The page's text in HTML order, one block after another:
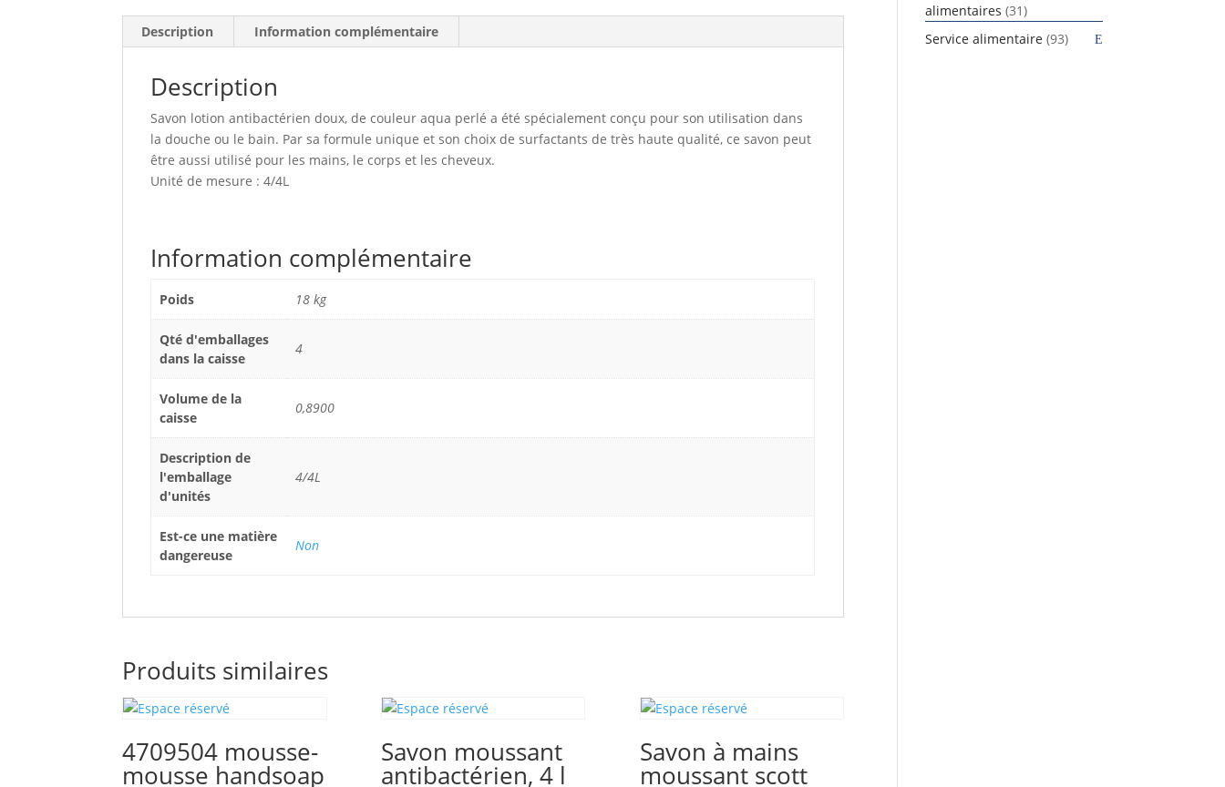
Description Information complémentaire
Description
Savon lotion antibactérien doux, de couleur aqua perlé a été spécialement conçu pour son utilisation dans
la douche ou le bain. Par sa formule unique et son choix de surfactants de très haute qualité, ce savon peut
être aussi utilisé pour les mains, le corps et les cheveux.
Unité de mesure : 4/4L
Information complémentaire
Poids 18 kg
Qté d'emballages
dans la caisse
4
Volume de la
caisse
0,8900
Description de
l'emballage
d'unités
4/4L
Est-ce une matière
dangereuse
Non
Produits similaires
4709504 mousse-
mousse handsoap
Savon moussant
antibactérien, 4 l
Savon à mains
moussant scott
alimentaires 3131
produits
Service alimentaire 9393